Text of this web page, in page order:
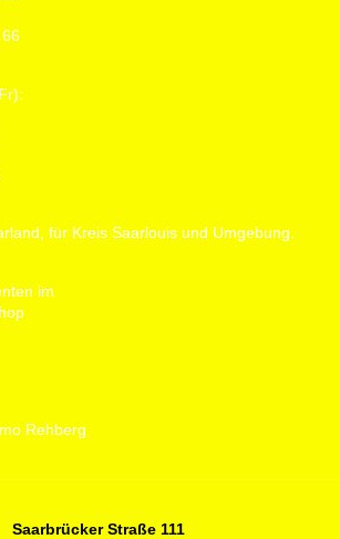
für Kreis Saarlouis und Umgebung.
Rehberg
Saarbrücker Straße 111